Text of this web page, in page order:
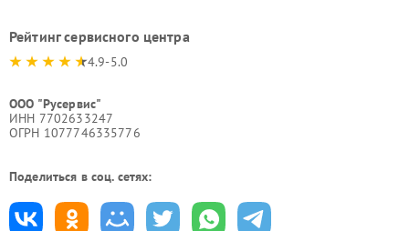
Рейтинг сервисного центра
4.9-5.0
ООО "Русервис"
ИНН 7702633247
ОГРН 1077746335776
Поделиться в соц. сетях: